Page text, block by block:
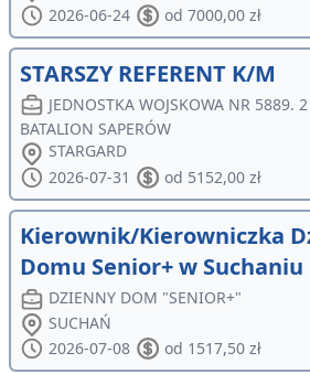
2026-06-24
od 7000,00 zł
STARSZY REFERENT K/M
JEDNOSTKA WOJSKOWA NR 5889.
BATALION SAPERÓW
STARGARD
2026-07-31
od 5152,00 zł
Kierownik/Kierowniczka
Domu Senior+ w
DZIENNY DOM "SENIOR+"
SUCHAŃ
2026-07-08
od 1517,50 zł